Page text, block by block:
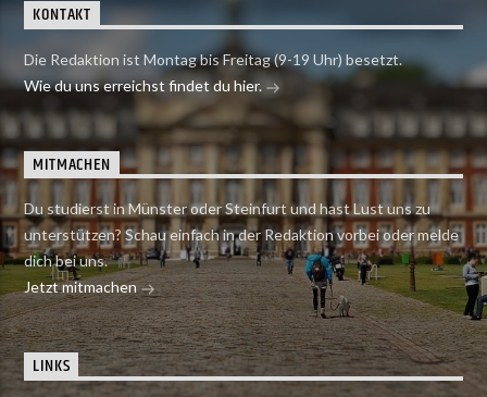
KONTAKT
Die Redaktion ist Montag bis Freitag (9-19 Uhr) besetzt.
Wie du uns erreichst findet du hier.
MITMACHEN
Du studierst in Münster oder Steinfurt und hast Lust uns zu
unterstützen? Schau einfach in der Redaktion vorbei oder melde
dich bei uns.
Jetzt mitmachen
LINKS